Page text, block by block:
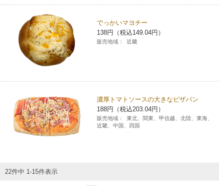
でっかいマヨチー
138円（税込149.04円）
販売地域： 近畿
濃厚トマトソースの大きなピザパン
188円（税込203.04円）
販売地域：
東北、関東、甲信越、北陸、東海、
近畿、中国、四国
22件中 1-15件表示